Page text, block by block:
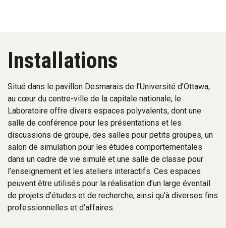
Installations
Situé dans le pavillon Desmarais de l’Université d’Ottawa,
au cœur du centre-ville de la capitale nationale, le
Laboratoire offre divers espaces polyvalents, dont une
salle de conférence pour les présentations et les
discussions de groupe, des salles pour petits groupes, un
salon de simulation pour les études comportementales
dans un cadre de vie simulé et une salle de classe pour
l’enseignement et les ateliers interactifs. Ces espaces
peuvent être utilisés pour la réalisation d’un large éventail
de projets d’études et de recherche, ainsi qu’à diverses fins
professionnelles et d’affaires.